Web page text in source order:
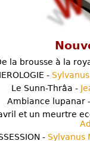
la brousse à la
- Sylvanus
Le Sunn-Thrâa -
Ambiance lupanar -
et un meurtre
- Sylvanus